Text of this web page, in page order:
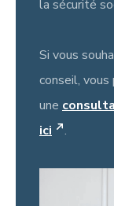
la sécurité
Si vous
conseil,
une
ici
.